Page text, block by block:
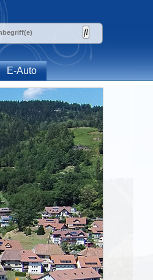
E-Auto